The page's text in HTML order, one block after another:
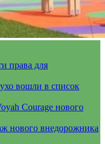
права для
вошли в список
Courage нового
нового внедорожника